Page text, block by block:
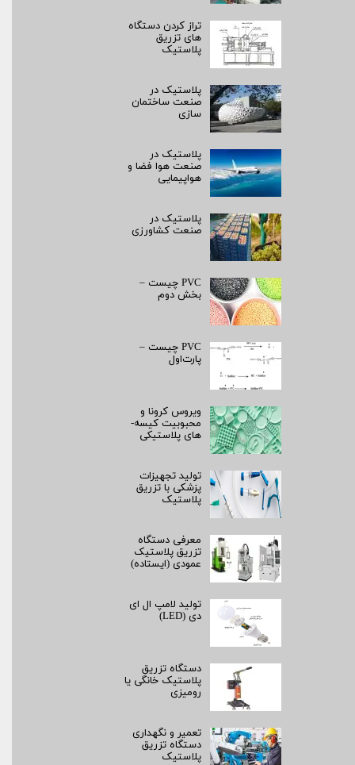
تراز کردن دستگاه
های تزریق
پلاستیک
پلاستیک در
صنعت ساختمان
سازی
پلاستیک در
صنعت هوا فضا و
هواپیمایی
پلاستیک در
صنعت کشاورزی
PVC چیست –
بخش دوم
PVC چیست –
پارت‌اول
ویروس کرونا و
محبوبیت کیسه­
های پلاستیکی
تولید تجهیزات
پزشکی با تزریق
پلاستیک
معرفی دستگاه
تزریق پلاستیک
عمودی (ایستاده)
تولید لامپ ال ای
دی (LED)
دستگاه تزریق
پلاستیک خانگی یا
رومیزی
تعمیر و نگهداری
دستگاه تزریق
پلاستیک